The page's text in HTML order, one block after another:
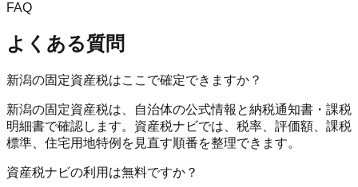
FAQ
よくある質問
新潟の固定資産税はここで確定できますか？
新潟の固定資産税は、自治体の公式情報と納税通知書・課税
明細書で確認します。資産税ナビでは、税率、評価額、課税
標準、住宅用地特例を見直す順番を整理できます。
資産税ナビの利用は無料ですか？